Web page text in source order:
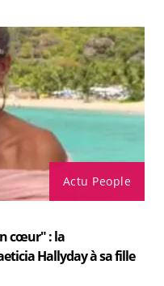
Actu People
cœur" : la
Hallyday à sa fille